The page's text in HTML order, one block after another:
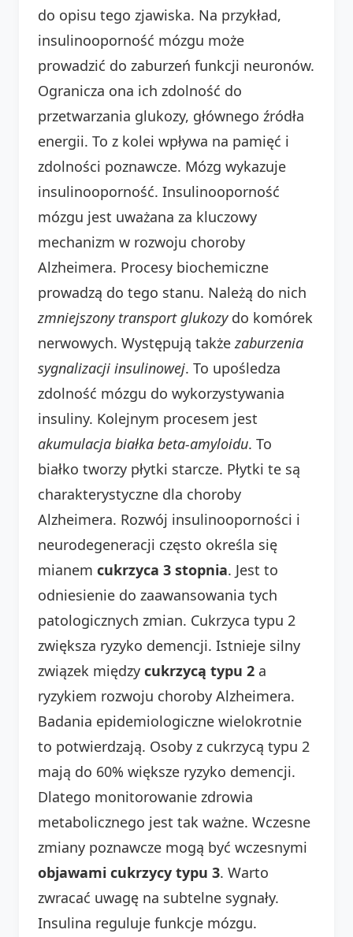
do opisu tego zjawiska. Na przykład,
insulinooporność mózgu może
prowadzić do zaburzeń funkcji neuronów.
Ogranicza ona ich zdolność do
przetwarzania glukozy, głównego źródła
energii. To z kolei wpływa na pamięć i
zdolności poznawcze. Mózg wykazuje
insulinooporność. Insulinooporność
mózgu jest uważana za kluczowy
mechanizm w rozwoju choroby
Alzheimera. Procesy biochemiczne
prowadzą do tego stanu. Należą do nich
zmniejszony transport glukozydo komórek
nerwowych. Występują także zaburzenia
sygnalizacji insulinowej. To upośledza
zdolność mózgu do wykorzystywania
insuliny. Kolejnym procesem jest
akumulacja białka beta-amyloidu. To
białko tworzy płytki starcze. Płytki te są
charakterystyczne dla choroby
Alzheimera. Rozwój insulinooporności i
neurodegeneracji często określa się
mianem cukrzyca 3 stopnia. Jest to
odniesienie do zaawansowania tych
patologicznych zmian. Cukrzyca typu 2
zwiększa ryzyko demencji. Istnieje silny
związek między cukrzycą typu 2 a
ryzykiem rozwoju choroby Alzheimera.
Badania epidemiologiczne wielokrotnie
to potwierdzają. Osoby z cukrzycą typu 2
mają do 60% większe ryzyko demencji.
Dlatego monitorowanie zdrowia
metabolicznego jest tak ważne. Wczesne
zmiany poznawcze mogą być wczesnymi
objawami cukrzycy typu 3. Warto
zwracać uwagę na subtelne sygnały.
Insulina reguluje funkcje mózgu.